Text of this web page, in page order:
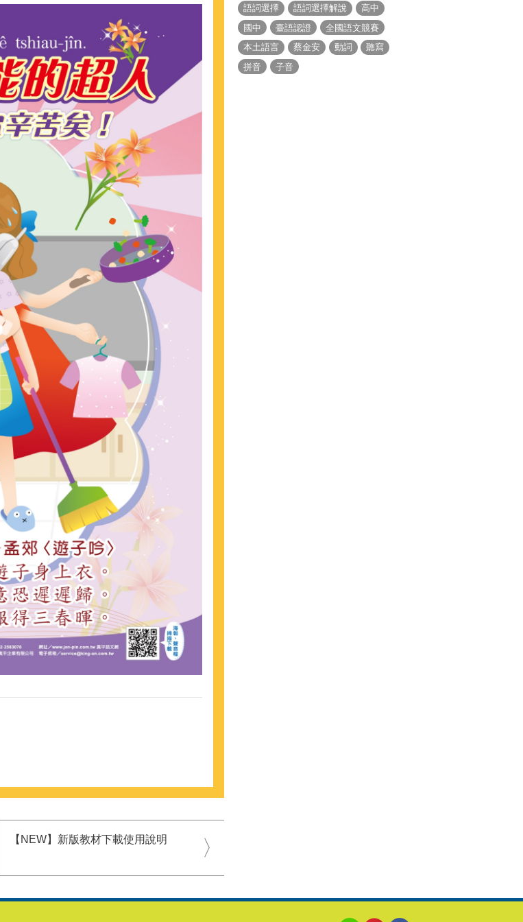
【NEW】新版教材下載使用說明
語詞選擇 語詞選擇解說
高中
國中
臺語認證
全國語文競賽
本土語言
蔡金安 動詞
聽寫
拼音
子音